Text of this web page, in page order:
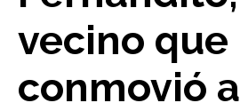
vecino que
conmovió